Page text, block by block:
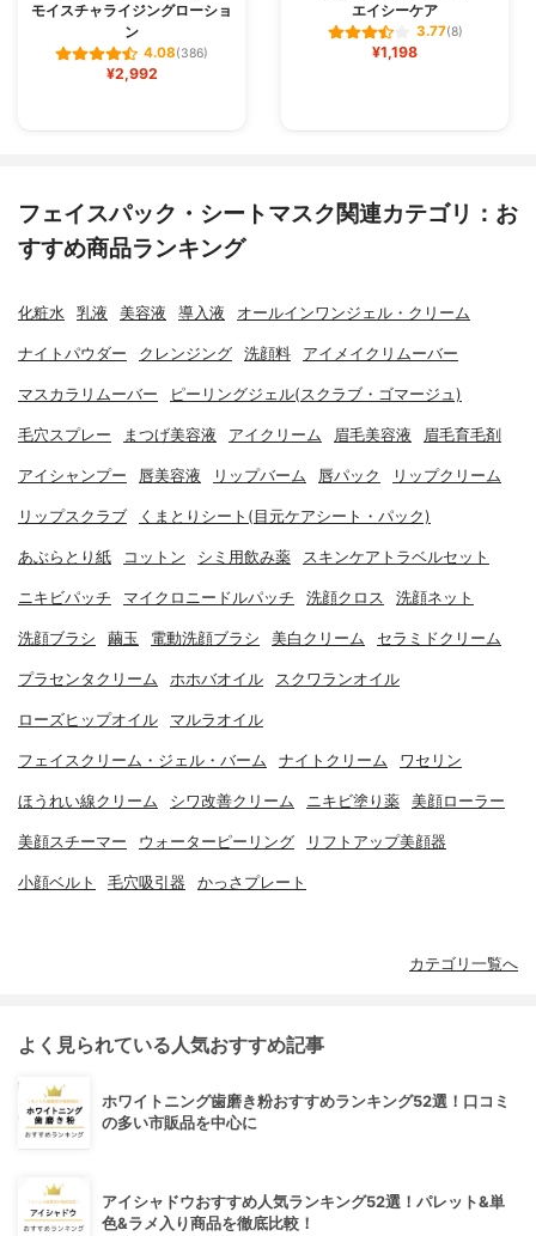
モイスチャライジングローショ
ン
4.08(386)
¥2,992
エイシーケア
3.77(8)
¥1,198
フェイスパック・シートマスク関連カテゴリ：お
すすめ商品ランキング
化粧水 乳液 美容液 導入液 オールインワンジェル・クリーム
ナイトパウダー クレンジング 洗顔料 アイメイクリムーバー
マスカラリムーバー ピーリングジェル(スクラブ・ゴマージュ)
毛穴スプレー まつげ美容液 アイクリーム 眉毛美容液 眉毛育毛剤
アイシャンプー 唇美容液 リップバーム 唇パック リップクリーム
リップスクラブ くまとりシート(目元ケアシート・パック)
あぶらとり紙 コットン シミ用飲み薬 スキンケアトラベルセット
ニキビパッチ マイクロニードルパッチ 洗顔クロス 洗顔ネット
洗顔ブラシ 繭玉 電動洗顔ブラシ 美白クリーム セラミドクリーム
プラセンタクリーム ホホバオイル スクワランオイル
ローズヒップオイル マルラオイル
フェイスクリーム・ジェル・バーム ナイトクリーム ワセリン
ほうれい線クリーム シワ改善クリーム ニキビ塗り薬 美顔ローラー
美顔スチーマー ウォーターピーリング リフトアップ美顔器
小顔ベルト 毛穴吸引器 かっさプレート
カテゴリ一覧へ
よく見られている人気おすすめ記事
ホワイトニング歯磨き粉おすすめランキング52選！口コミ
の多い市販品を中心に
アイシャドウおすすめ人気ランキング52選！パレット&単
色&ラメ入り商品を徹底比較！